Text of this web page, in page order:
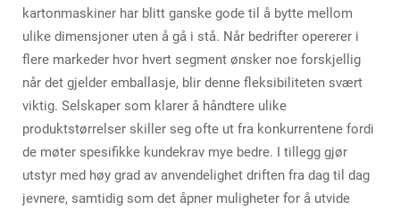
kartonmaskiner har blitt ganske gode til å bytte mellom
ulike dimensjoner uten å gå i stå. Når bedrifter opererer i
flere markeder hvor hvert segment ønsker noe forskjellig
når det gjelder emballasje, blir denne fleksibiliteten svært
viktig. Selskaper som klarer å håndtere ulike
produktstørrelser skiller seg ofte ut fra konkurrentene fordi
de møter spesifikke kundekrav mye bedre. I tillegg gjør
utstyr med høy grad av anvendelighet driften fra dag til dag
jevnere, samtidig som det åpner muligheter for å utvide